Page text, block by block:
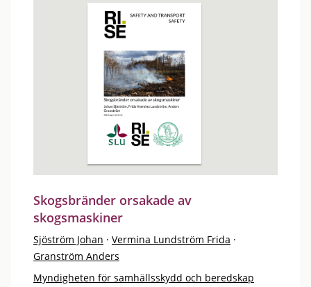
Skogsbränder orsakade av
skogsmaskiner
Sjöström Johan · Vermina Lundström Frida ·
Granström Anders
Myndigheten för samhällsskydd och beredskap